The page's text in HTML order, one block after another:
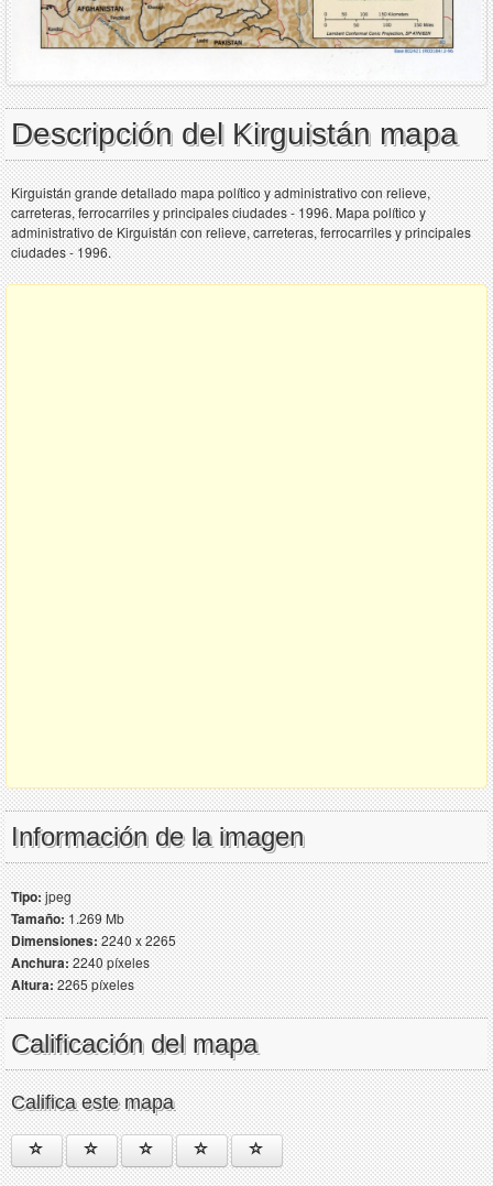
Descripción del Kirguistán mapa
Kirguistán grande detallado mapa político y administrativo con relieve,
carreteras, ferrocarriles y principales ciudades - 1996. Mapa político y
administrativo de Kirguistán con relieve, carreteras, ferrocarriles y principales
ciudades - 1996.
Información de la imagen
Tipo:jpeg
Tamaño:1.269 Mb
Dimensiones:2240 x 2265
Anchura:2240 píxeles
Altura:2265 píxeles
Calificación del mapa
Califica este mapa